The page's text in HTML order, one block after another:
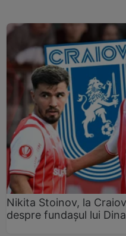
Nikita Stoinov, la
despre fundașul lui